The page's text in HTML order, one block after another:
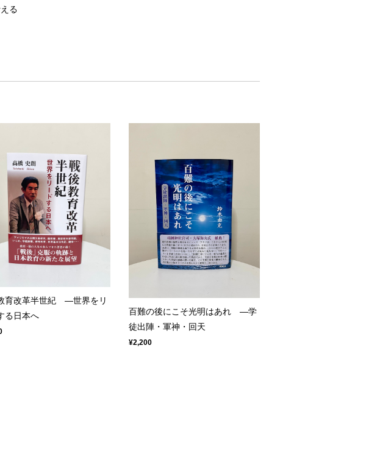
る
育改革半世紀 ―世界をリ
る日本へ
百難の後にこそ光明はあれ ―学
徒出陣・軍神・回天
¥2,200